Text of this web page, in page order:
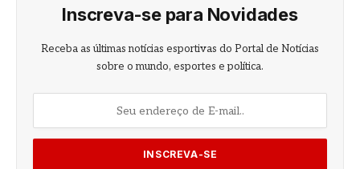
Inscreva-se para Novidades
Receba as últimas notícias esportivas do Portal de Notícias
sobre o mundo, esportes e política.